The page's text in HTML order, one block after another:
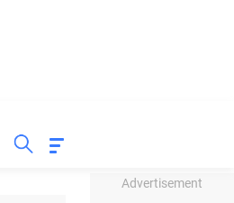
Advertisement
INSPIRASI BISNIS